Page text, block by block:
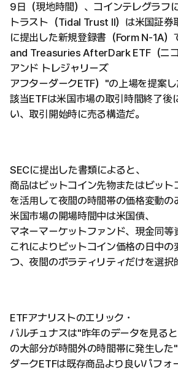
9日（現地時間）、コインテレグラフ
トラスト（Tidal Trust II）は米国証券
に提出した新規登録書（Form N-1A
and Treasuries AfterDark ETF（ニ
アンド トレジャリーズ
アフターダークETF）"の上場を提案し
該当ETFは米国市場の取引時間終了後
い、取引開始時に売る構造だ。
SECに提出した書類によると、
商品はビットコイン先物またはビット
を活用して夜間の時間帯の価格変動の
米国市場の開場時間中は米国債、
マネーマーケットファンド、現金同等
これによりビットコイン価格の日中の
つ、夜間のボラティリティだけを選択
ETFアナリストのエリック・
バルチュナスは"昨年のデータを見る
の大部分が時間外の時間帯に発生し
ダークETFは既存商品より良いパフォ